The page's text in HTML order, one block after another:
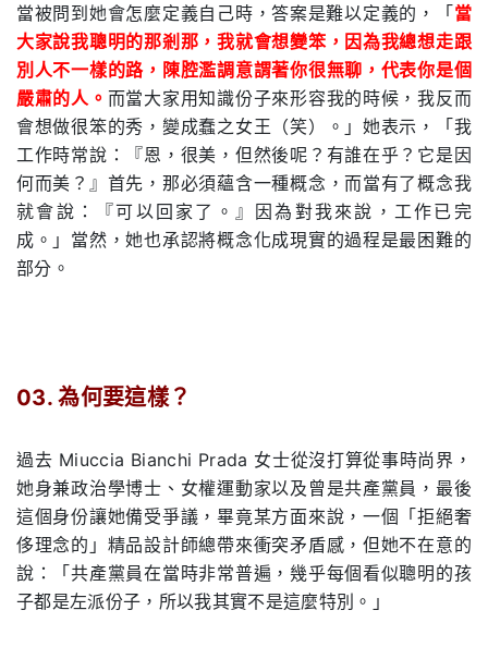
當被問到她會怎麼定義自己時，答案是難以定義的，「當
大家說我聰明的那剎那，我就會想變笨，因為我總想走跟
別人不一樣的路，陳腔濫調意謂著你很無聊，代表你是個
嚴肅的人。 而當大家用知識份子來形容我的時候，我反而
會想做很笨的秀，變成蠢之女王（笑）。」她表示，「我
工作時常說：『恩，很美，但然後呢？有誰在乎？它是因
何而美？』首先，那必須蘊含一種概念，而當有了概念我
就會說：『可以回家了。』因為對我來說，工作已完
成。」當然，她也承認將概念化成現實的過程是最困難的
部分。
03. 為何要這樣？
過去 Miuccia Bianchi Prada 女士從沒打算從事時尚界，
她身兼政治學博士、女權運動家以及曾是共產黨員，最後
這個身份讓她備受爭議，畢竟某方面來說，一個「拒絕奢
侈理念的」精品設計師總帶來衝突矛盾感，但她不在意的
說：「共產黨員在當時非常普遍，幾乎每個看似聰明的孩
子都是左派份子，所以我其實不是這麼特別。」